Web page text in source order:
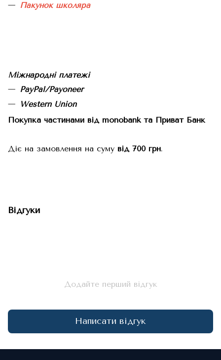
Пакунок школяра
Міжнародні платежі
PayPal/Payoneer
Western Union
Покупка частинами від monobank та Приват Банк
Діє на замовлення на суму від 700 грн.
Відгуки
Додайте перший відгук
Написати відгук